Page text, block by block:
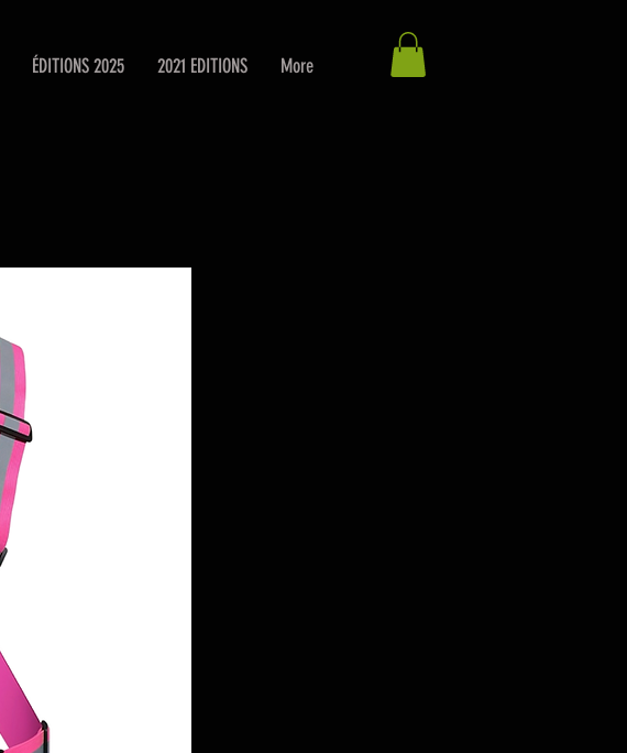
ÉDITIONS 2025 2021 EDITIONS More